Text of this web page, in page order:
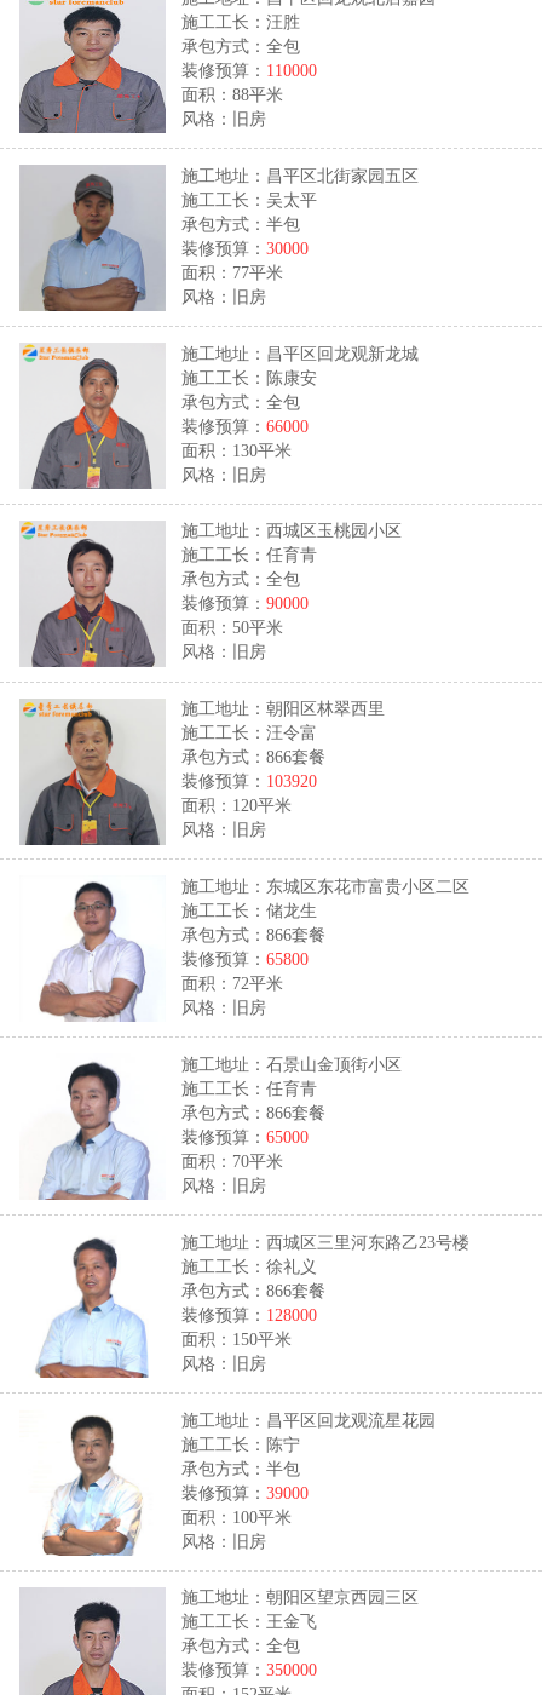
施工工长：汪胜
承包方式：全包
装修预算： 110000
面积：88平米
风格：旧房
施工地址：昌平区北街家园五区
施工工长：吴太平
承包方式：半包
装修预算：30000
面积：77平米
风格：旧房
施工地址：昌平区回龙观新龙城
施工工长：陈康安
承包方式：全包
装修预算：66000
面积：130平米
风格：旧房
施工地址：西城区玉桃园小区
施工工长：任育青
承包方式：全包
装修预算：90000
面积：50平米
风格：旧房
施工地址：朝阳区林翠西里
施工工长：汪令富
承包方式：866套餐
装修预算： 103920
面积：120平米
风格：旧房
施工地址：东城区东花市富贵小区二区
施工工长：储龙生
承包方式：866套餐
装修预算：65800
面积：72平米
风格：旧房
施工地址：石景山金顶街小区
施工工长：任育青
承包方式：866套餐
装修预算：65000
面积：70平米
风格：旧房
施工地址：西城区三里河东路乙23号楼
施工工长：徐礼义
承包方式：866套餐
装修预算： 128000
面积：150平米
风格：旧房
施工地址：昌平区回龙观流星花园
施工工长：陈宁
承包方式：半包
装修预算：39000
面积：100平米
风格：旧房
施工地址：朝阳区望京西园三区
施工工长：王金飞
承包方式：全包
装修预算：350000